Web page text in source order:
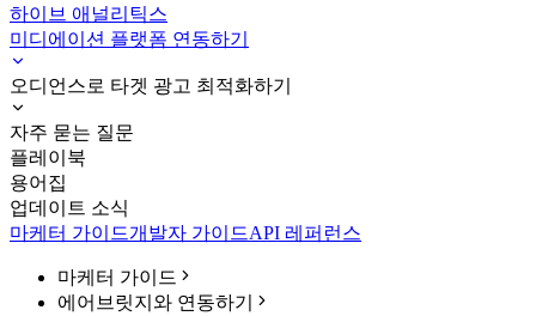
하이브 애널리틱스
미디에이션 플랫폼 연동하기
오디언스로 타겟 광고 최적화하기
자주 묻는 질문
플레이북
용어집
업데이트 소식
마케터 가이드개발자 가이드API 레퍼런스
마케터 가이드
에어브릿지와 연동하기